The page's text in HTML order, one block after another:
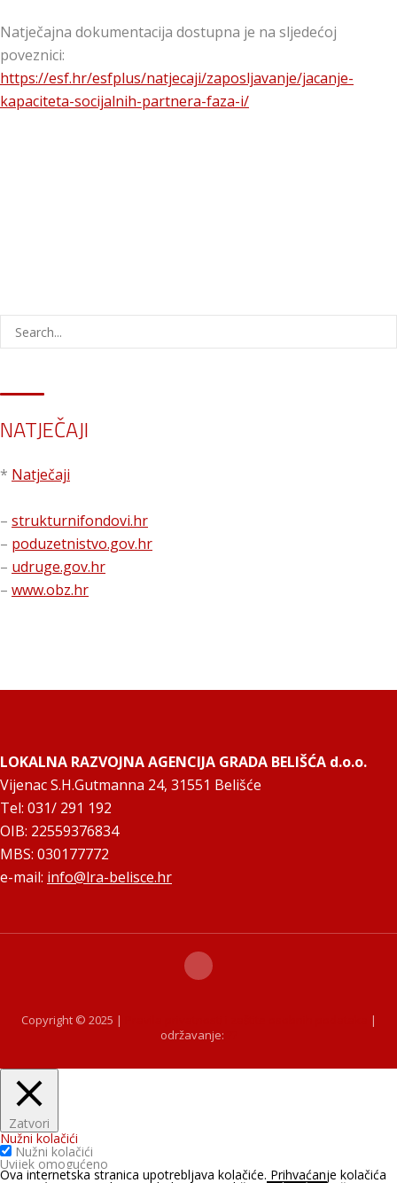
Natječajna dokumentacija dostupna je na sljedećoj
poveznici:
https://esf.hr/esfplus/natjecaji/zaposljavanje/jacanje-
kapaciteta-socijalnih-partnera-faza-i/
NATJEČAJI
* Natječaji
– strukturnifondovi.hr
– poduzetnistvo.gov.hr
– udruge.gov.hr
– www.obz.hr
LOKALNA RAZVOJNA AGENCIJA GRADA BELIŠĆA d.o.o.
Vijenac S.H.Gutmanna 24, 31551 Belišće
Tel: 031/ 291 192
OIB: 22559376834
MBS: 030177772
e-mail: info@lra-belisce.hr
Copyright © 2025 |
|
održavanje:
Ova internetska stranica upotrebljava kolačiće. Prihvaćanje kolačića
Zatvori
Nužni kolačići
Nužni kolačići
Uvijek omogućeno